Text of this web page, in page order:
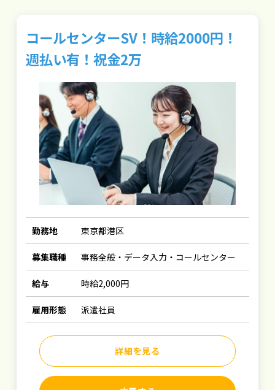
コールセンターSV！時給2000円！
週払い有！祝金2万
勤務地 東京都港区
募集職種 事務全般・データ入力・コールセンター
給与 時給2,000円
雇用形態 派遣社員
詳細を見る